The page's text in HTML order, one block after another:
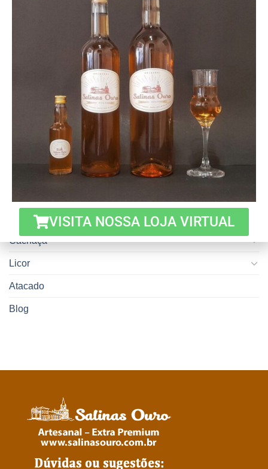
através de palestras, workshops e artigos
em revistas especializadas. Atuo como
consultor para bares e restaurantes,
auxiliando na criação de cartas de
cachaças diversificadas e educando
equipes sobre as características e
harmonizações dessa bebida singular.
Cinco opções de
harmonização com Licor de
Mel Salinas Ouro.
Cachaça Amburana Salinas
Ouro, perfeita combinação
entre tradição e sofisticação
Cachaça
Licor
Atacado
Blog
VISITA NOSSA LOJA VIRTUAL